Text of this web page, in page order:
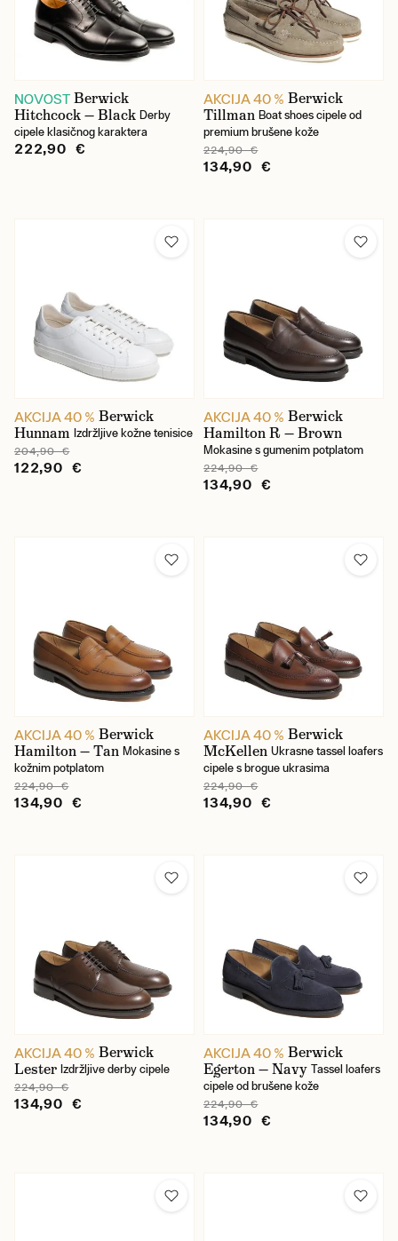
NOVOST Berwick
Hitchcock — Black Derby
cipele klasičnog karaktera
222,90 €
AKCIJA 40 % Berwick
Tillman Boat shoes cipele od
premium brušene kože
224,90 €
134,90 €
AKCIJA 40 % Berwick
Hunnam Izdržljive kožne tenisice
204,90 €
122,90 €
AKCIJA 40 % Berwick
Hamilton R — Brown
Mokasine s gumenim potplatom
224,90 €
134,90 €
AKCIJA 40 % Berwick
Hamilton — Tan Mokasine s
kožnim potplatom
224,90 €
134,90 €
AKCIJA 40 % Berwick
McKellen Ukrasne tassel loafers
cipele s brogue ukrasima
224,90 €
134,90 €
AKCIJA 40 % Berwick
Lester Izdržljive derby cipele
224,90 €
134,90 €
AKCIJA 40 % Berwick
Egerton — Navy Tassel loafers
cipele od brušene kože
224,90 €
134,90 €